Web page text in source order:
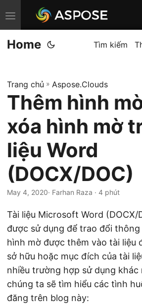
C
h
u
n
đ
i
đ
i
ề
u
h
ư
ớ
n
g
Home Tìm kiếm
Trang chủ » Aspose.Clouds
Thêm hình
xóa hình mờ
liệu Word
(DOCX/DOC)
May 4, 2020· Farhan Raza · 4 phút
Tài liệu Microsoft Word (DOCX/
được sử dụng để trao đổi
hình mờ được thêm vào tài liệu
sở hữu hoặc mục đích của tài
nhiều trường hợp sử dụng
chúng ta sẽ tìm hiểu các tình
đăng trên blog này: